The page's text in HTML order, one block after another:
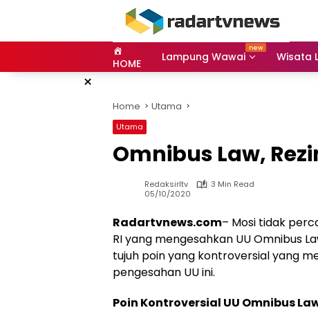
HOME Lampung Wawai Wisata
×
Home Utama
Utama
Omnibus Law,
Redaksirltv
3 Min Read
05/10/2020
Radartvnews.com– Mosi tidak
RI yang mengesahkan UU Omnibus
tujuh poin yang kontroversial yang
pengesahan UU ini.
Poin Kontroversial UU Omnibus